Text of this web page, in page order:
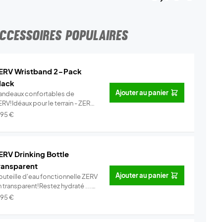
POPULAIRES
Wristband 2-Pack
confortables de
pour le terrain - ZERV
€
Ajouter au panier
Drinking Bottle
d'eau fonctionnelle ZERV
transparent!Restez hydraté ...
Info€
Ajouter au panier